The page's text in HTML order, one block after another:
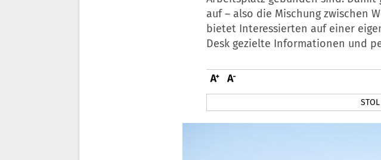
auf – also die Mischung zwischen
bietet Interessierten auf einer
Desk gezielte Informationen und